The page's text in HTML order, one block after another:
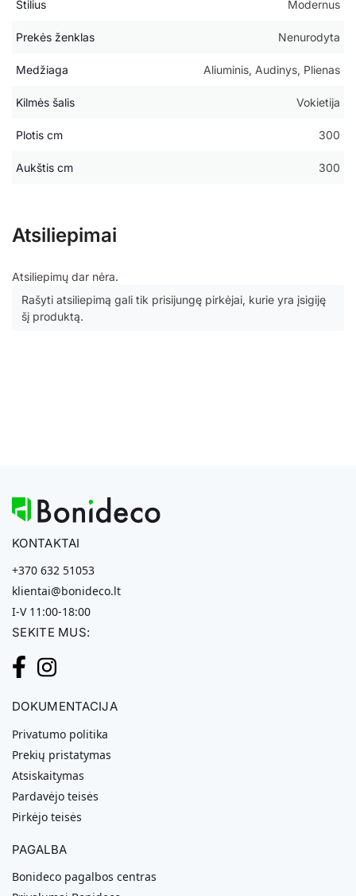
Stilius Modernus
Prekės ženklas Nenurodyta
Medžiaga Aliuminis, Audinys, Plienas
Kilmės šalis Vokietija
Plotis cm 300
Aukštis cm 300
Atsiliepimai
Atsiliepimų dar nėra.
Rašyti atsiliepimą gali tik prisijungę pirkėjai, kurie yra įsigiję
šį produktą.
KONTAKTAI
+370 632 51053
klientai@bonideco.lt
I-V 11:00-18:00
SEKITE MUS:
DOKUMENTACIJA
Privatumo politika
Prekių pristatymas
Atsiskaitymas
Pardavėjo teisės
Pirkėjo teisės
PAGALBA
Bonideco pagalbos centras